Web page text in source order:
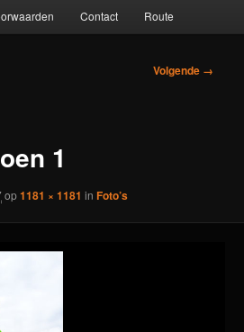
Contact Route
Volgende →
1
op1181 × 1181 inFoto’s